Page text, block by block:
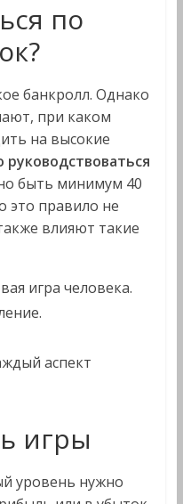
по
банкролл. Однако
при каком
на высокие
руководствоваться
быть минимум 40
это правило не
влияют такие
игра человека.
аспект
игры
уровень нужно